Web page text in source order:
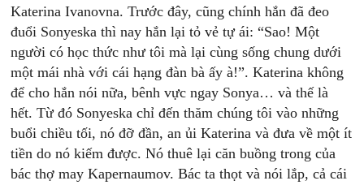
Katerina Ivanovna. Trước đây, cũng chính hắn đã đeo
đuổi Sonyeska thì nay hắn lại tỏ vẻ tự ái: “Sao! Một
người có học thức như tôi mà lại cùng sống chung dưới
một mái nhà với cái hạng đàn bà ấy à!”. Katerina không
để cho hắn nói nữa, bênh vực ngay Sonya… và thế là
hết. Từ đó Sonyeska chỉ đến thăm chúng tôi vào những
buổi chiều tối, nó đỡ đần, an ủi Katerina và đưa về một ít
tiền do nó kiếm được. Nó thuê lại căn buồng trong của
bác thợ may Kapernaumov. Bác ta thọt và nói lắp, cả cái